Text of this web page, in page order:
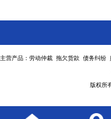
主营产品：劳动仲裁 拖欠货款 债务纠
版权所